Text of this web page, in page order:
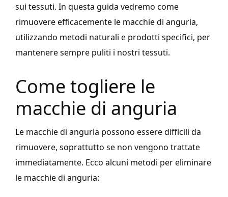
sui tessuti. In questa guida vedremo come
rimuovere efficacemente le macchie di anguria,
utilizzando metodi naturali e prodotti specifici, per
mantenere sempre puliti i nostri tessuti.
Come togliere le
macchie di anguria
Le macchie di anguria possono essere difficili da
rimuovere, soprattutto se non vengono trattate
immediatamente. Ecco alcuni metodi per eliminare
le macchie di anguria: